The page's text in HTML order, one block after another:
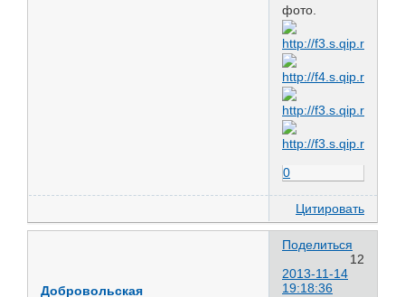
фото.
0
Цитировать
Поделиться
12
2013-11-14
19:18:36
Добровольская